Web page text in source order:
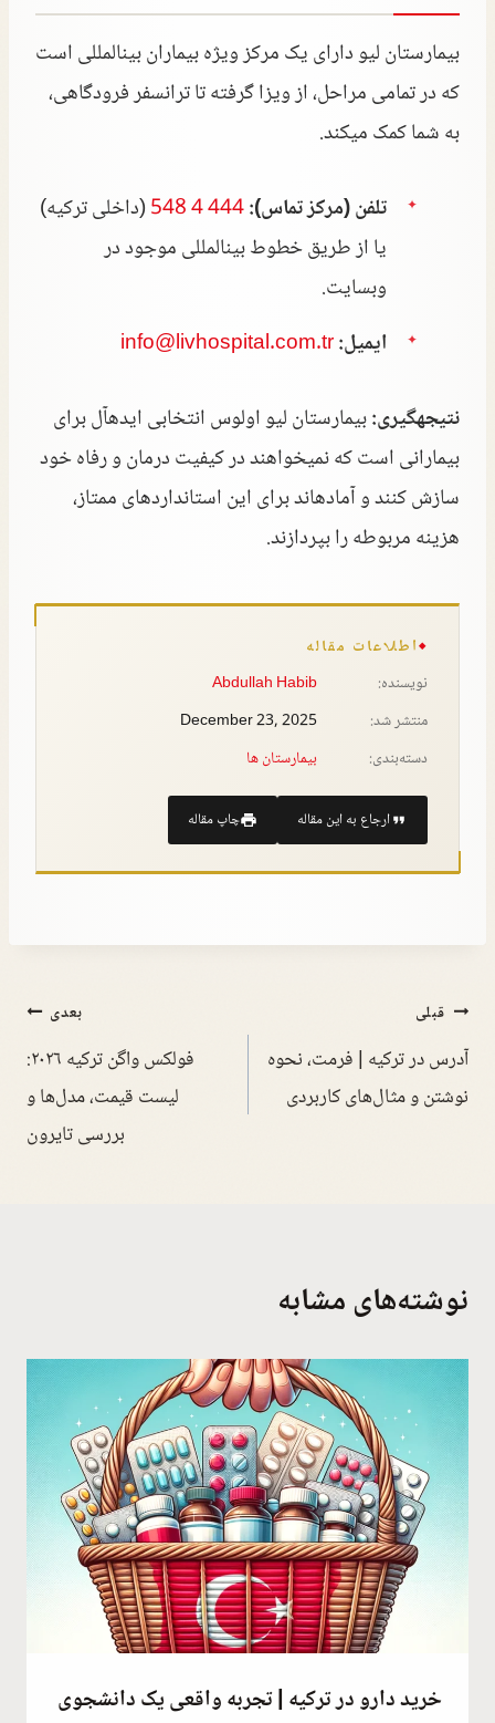
بیمارستان لیو دارای یک مرکز ویژه بیماران بینالمللی است
که در تمامی مراحل، از ویزا گرفته تا ترانسفر فرودگاهی،
به شما کمک میکند.
تلفن (مرکز تماس):444 4 548
(داخلی ترکیه)
یا از طریق خطوط بینالمللی موجود در
وبسایت.
ایمیل:info@livhospital.com.tr
نتیجهگیری:بیمارستان لیو اولوس انتخابی ایدهآل برای
بیمارانی است که نمیخواهند در کیفیت درمان و رفاه خود
سازش کنند و آمادهاند برای این استانداردهای ممتاز،
هزینه مربوطه را بپردازند.
اطلاعات مقاله
نویسنده:
Abdullah Habib
منتشر شد:
December 23, 2025
دسته‌بندی:
بیمارستان ها
ارجاع به این مقاله چاپ مقاله
قبلی
آدرس در ترکیه | فرمت، نحوه
نوشتن و مثال‌های کاربردی
بعدی
فولکس واگن ترکیه ۲۰۲۶:
لیست قیمت، مدل‌ها و
بررسی تایرون
نوشته‌های مشابه
خرید دارو در ترکیه | تجربه واقعی یک دانشجوی